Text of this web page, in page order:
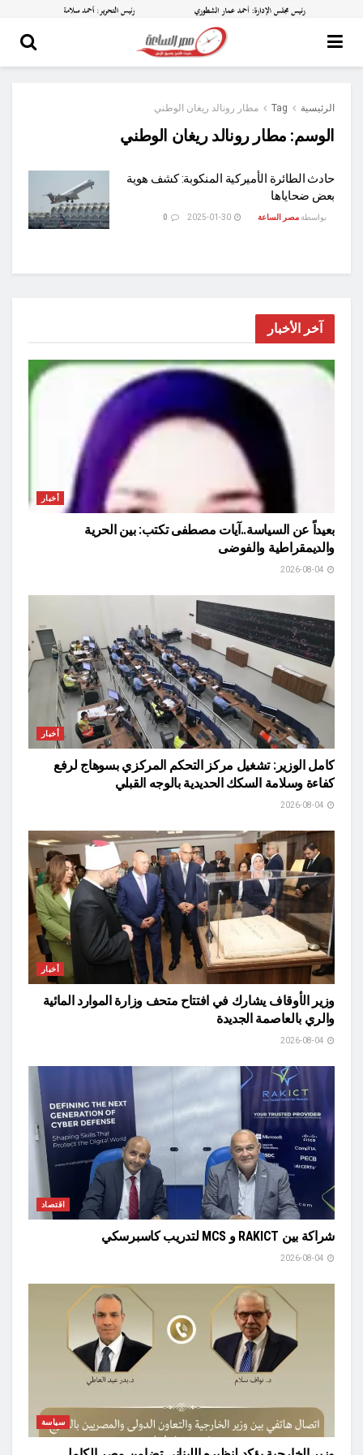
الرئيسية Tag مطار رونالد ريغان الوطني
الوسم: مطار رونالد ريغان الوطني
حادث الطائرة الأميركية المنكوبة: كشف هوية
بعض ضحاياها
بواسطة مصر الساعة
آخر الأخبار
أخبار
بعيداً عن السياسة..آيات مصطفى تكتب: بين الحرية
والديمقراطية والفوضى
أخبار
كامل الوزير: تشغيل مركز التحكم المركزي بسوهاج لرفع
كفاءة وسلامة السكك الحديدية بالوجه القبلي
أخبار
وزير الأوقاف يشارك في افتتاح متحف وزارة الموارد المائية
والري بالعاصمة الجديدة
اقتصاد
شراكة بين RAKICT و MCS لتدريب كاسبرسكي
سياسة